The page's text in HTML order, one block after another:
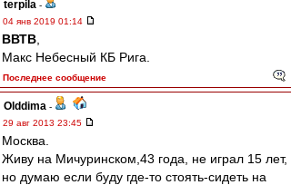
terpila -
04 янв 2019 01:14
ВВТВ
Макс Небесный КБ Рига.
Последнее сообщение
Olddima -
29 авг 2013 23:45
Москва.
Живу на Мичуринском,43 года, не играл 15 лет,
но думаю если буду где-то стоять-сидеть на